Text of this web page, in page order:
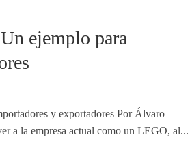
ejemplo para
y exportadores Por Álvaro
a la empresa actual como un LEGO, al...